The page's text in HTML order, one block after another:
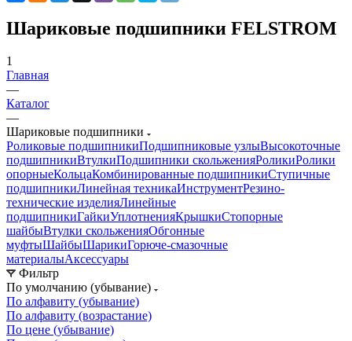
Шариковые подшипники FELSTROM
1
Главная
—
Каталог
—
Шариковые подшипники
Роликовые подшипникиПодшипниковые узлыВысокоточные
подшипникиВтулкиПодшипники скольженияРоликиРолики
опорныеКольцаКомбинированные подшипникиСтупичные
подшипникиЛинейная техникаИнструментРезино-
технические изделияЛинейные
подшипникиГайкиУплотненияКрышкиСтопорные
шайбыВтулки скольженияОбгонные
муфтыШайбыШарикиГорюче-смазочные
материалыАксессуары
Фильтр
По умолчанию (убывание)
По алфавиту (убывание)
По алфавиту (возрастание)
По цене (убывание)